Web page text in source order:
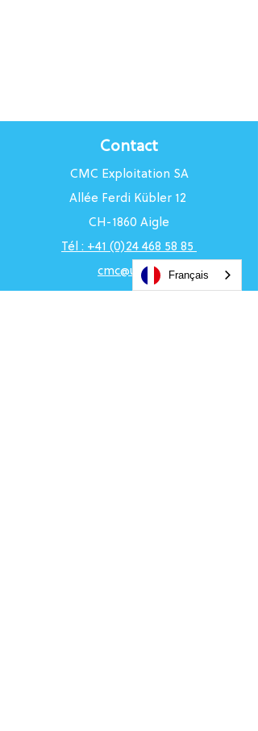
Contact
CMC Exploitation SA
Allée Ferdi Kübler 12
CH-1860 Aigle
Tél : +41 (0)24 468 58 85
cmc@uci.ch
Français